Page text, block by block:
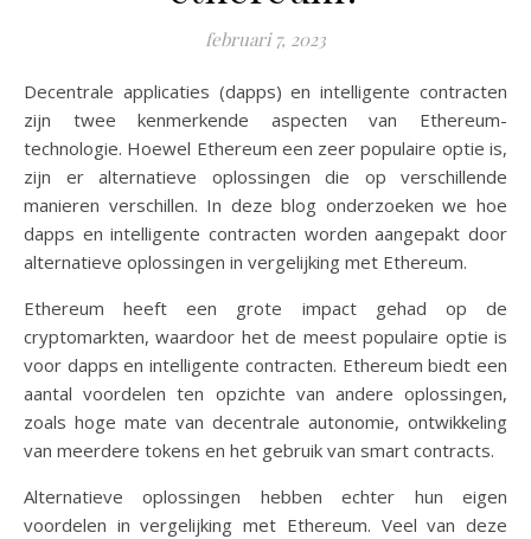
februari 7, 2023
Decentrale applicaties (dapps) en intelligente contracten
zijn twee kenmerkende aspecten van Ethereum-
technologie. Hoewel Ethereum een zeer populaire optie is,
zijn er alternatieve oplossingen die op verschillende
manieren verschillen. In deze blog onderzoeken we hoe
dapps en intelligente contracten worden aangepakt door
alternatieve oplossingen in vergelijking met Ethereum.
Ethereum heeft een grote impact gehad op de
cryptomarkten, waardoor het de meest populaire optie is
voor dapps en intelligente contracten. Ethereum biedt een
aantal voordelen ten opzichte van andere oplossingen,
zoals hoge mate van decentrale autonomie, ontwikkeling
van meerdere tokens en het gebruik van smart contracts.
Alternatieve oplossingen hebben echter hun eigen
voordelen in vergelijking met Ethereum. Veel van deze